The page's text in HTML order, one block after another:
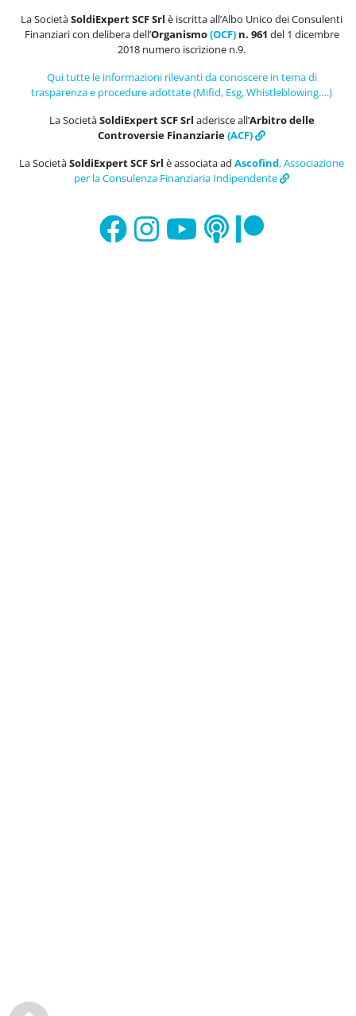
La SocietàSoldiExpert SCF Srl è iscritta all’Albo Unico dei Consulenti
Finanziari con delibera dell’Organismo(OCF)n. 961 del 1 dicembre
2018 numero iscrizione n.9.
Qui tutte le informazioni rilevanti da conoscere in tema di
trasparenza e procedure adottate (Mifid, Esg, Whistleblowing….)
La SocietàSoldiExpert SCF Srl aderisce all’Arbitro delle
Controversie Finanziarie(ACF)
La SocietàSoldiExpert SCF Srl è associata ad Ascofind, Associazione
per la Consulenza Finanziaria Indipendente